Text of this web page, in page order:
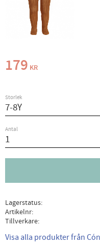
179 KR
Storlek
Antal
Lagerstatus
Artikelnr
Tillverkare
Visa alla produkter från